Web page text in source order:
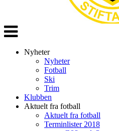
Veksle
navigasjon
Nyheter
Nyheter
Fotball
Ski
Trim
Klubben
Aktuelt fra fotball
Aktuelt fra fotball
Terminlister 2018